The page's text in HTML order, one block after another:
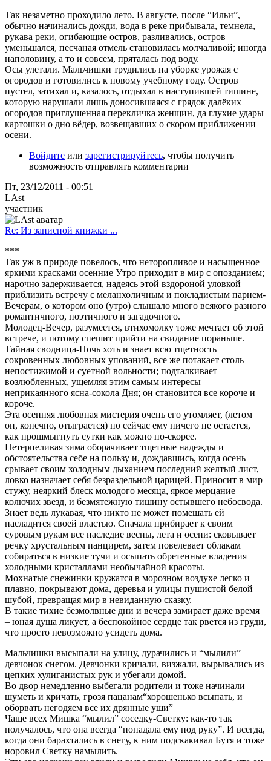
Так незаметно проходило лето. В августе, после “Ильи”,
обычно начинались дожди, вода в реке прибывала, темнела,
рукава реки, огибающие остров, разливались, остров
уменьшался, песчаная отмель становилась молчаливой; иногда
наполовину, а то и совсем, пряталась под воду.
Осы улетали. Мальчишки трудились на уборке урожая с
огородов и готовились к новому учебному году. Остров
пустел, затихал и, казалось, отдыхал в наступившей тишине,
которую нарушали лишь доносившаяся с грядок далёких
огородов приглушенная перекличка женщин, да глухие удары
картошки о дно вёдер, возвещавших о скором приближении
осени.
Войдите или зарегистрируйтесь, чтобы получить
возможность отправлять комментарии
Пт, 23/12/2011 - 00:51
LAst
участник
Re: Из записной книжки ...
***
Так уж в природе повелось, что неторопливое и насыщенное
яркими красками осенние Утро приходит в мир с опозданием;
нарочно задерживается, надеясь этой вздороной уловкой
приблизить встречу с меланхоличным и покладистым парнем-
Вечерам, о котором оно (утро) слышало много всякого разного
романтичного, поэтичного и загадочного.
Молодец-Вечер, разумеется, втихомолку тоже мечтает об этой
встрече, и потому спешит прийти на свидание пораньше.
Тайная сводница-Ночь хоть и знает всю тщетность
сокровенных любовных упований, все же потакает столь
непостижимой и суетной вольности; подталкивает
возлюбленных, ущемляя этим самым интересы
неприкаянного ясна-сокола Дня; он становится все короче и
короче.
Эта осенняя любовная мистерия очень его утомляет, (летом
он, конечно, отыграется) но сейчас ему ничего не остается,
как прошмыгнуть сутки как можно по-скорее.
Нетерпеливая зима оборачивает тщетные надежды и
обстоятельства себе на пользу и, дождавшись, когда осень
срывает своим холодным дыханием последний желтый лист,
ловко назначает себя безраздельной царицей. Приносит в мир
стужу, неяркий блеск молодого месяца, яркое мерцание
колючих звезд, и безмятежную тишину остывшего небосвода.
Знает ведь лукавая, что никто не может помешать ей
насладится своей властью. Сначала прибирает к своим
суровым рукам все наследие весны, лета и осени: сковывает
речку хрустальным панцирем, затем повелевает облакам
собираться в низкие тучи и осыпать обретенные владения
холодными кристаллами необычайной красоты.
Мохнатые снежинки кружатся в морозном воздухе легко и
плавно, покрывают дома, деревья и улицы пушистой белой
шубой, превращая мир в невиданную сказку.
В такие тихие безмолвные дни и вечера замирает даже время
– юная душа ликует, а беспокойное сердце так рвется из груди,
что просто невозможно усидеть дома.
Мальчишки высыпали на улицу, дурачились и “мылили”
девчонок снегом. Девчонки кричали, визжали, вырывались из
цепких хулиганистых рук и убегали домой.
Во двор немедленно выбегали родители и тоже начинали
шуметь и кричать, грозя пацанам“хорошенько всыпать, и
оборвать негодяем все их дрянные уши”
Чаще всех Мишка “мылил” соседку-Светку: как-то так
получалось, что она всегда “попадала ему под руку”. И всегда,
когда они барахтались в снегу, к ним подскакивал Бутя и тоже
норовил Светку намылить.